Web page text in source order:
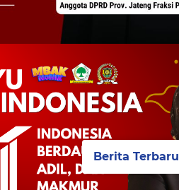
Berita Terbaru